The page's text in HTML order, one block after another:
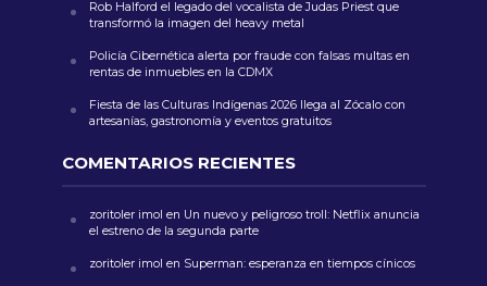
Rob Halford el legado del vocalista de Judas Priest que
transformó la imagen del heavy metal
Policía Cibernética alerta por fraude con falsas multas en
rentas de inmuebles en la CDMX
Fiesta de las Culturas Indígenas 2026 llega al Zócalo con
artesanías, gastronomía y eventos gratuitos
COMENTARIOS RECIENTES
zoritoler imol en Un nuevo y peligroso troll: Netflix anuncia
el estreno de la segunda parte
zoritoler imol en Superman: esperanza en tiempos cínicos